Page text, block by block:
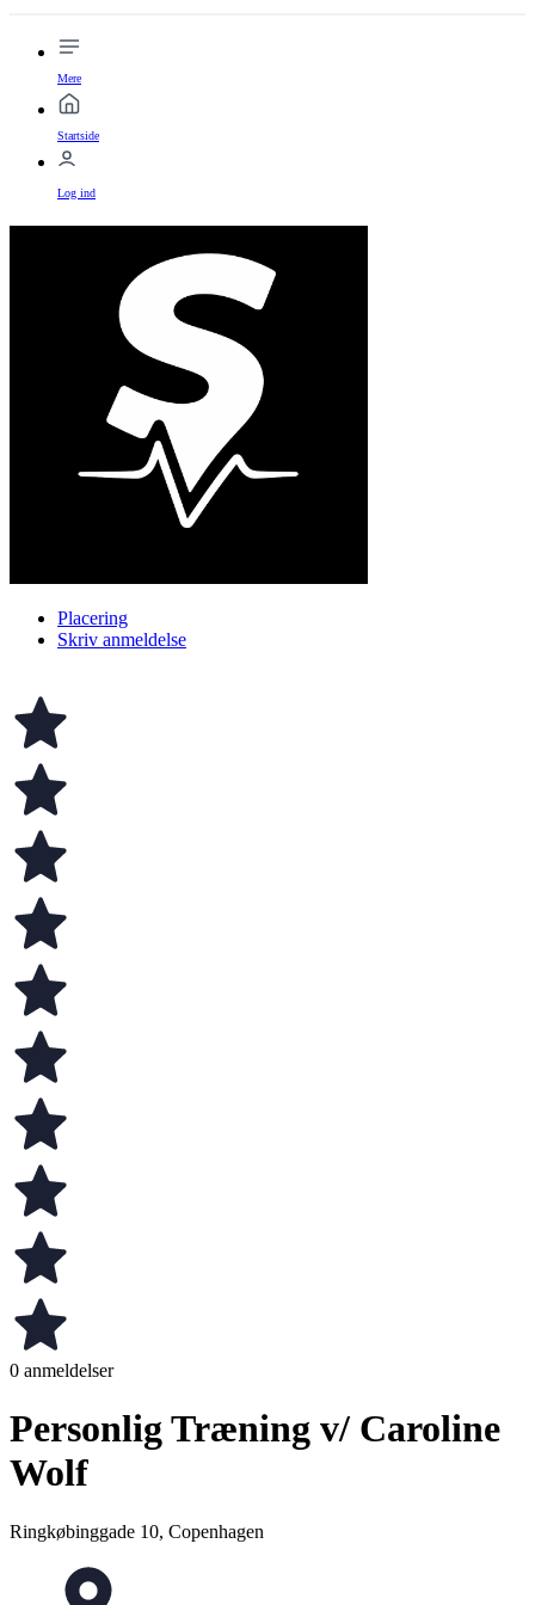
Mere
Startside
Log ind
Placering
Skriv anmeldelse
0 anmeldelser
Personlig Træning v/ Caroline
Wolf
Ringkøbinggade 10, Copenhagen